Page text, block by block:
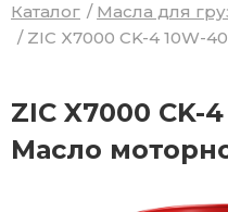
Каталог / Масла для
/ ZIC X7000 CK-4 10W-
ZIC X7000 CK-
Масло